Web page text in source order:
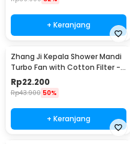
+ Keranjang
Zhang Ji Kepala Shower Mandi
Turbo Fan with Cotton Filter -
C193
Rp22.200
Rp43.900 50%
+ Keranjang